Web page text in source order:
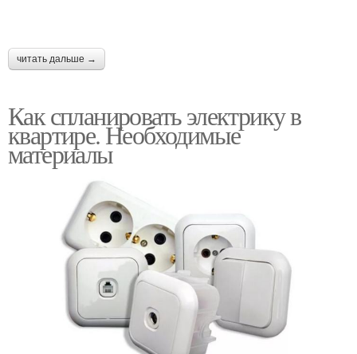
читать дальше →
Как спланировать электрику в
квартире. Необходимые
материалы